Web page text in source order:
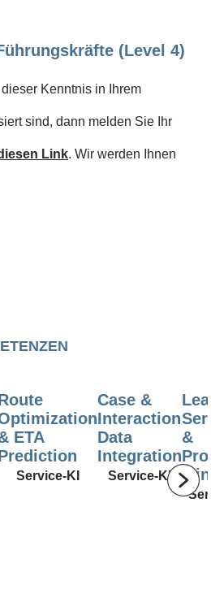
(Level 4)
Kenntnis in Ihrem
sind, dann melden Sie Ihr
Link. Wir werden Ihnen
ETA
Service-KI
Case &
Interaction
Data
Integration
Service-KI
Lean
&